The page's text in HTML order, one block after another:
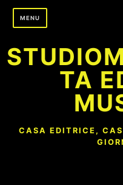
Skip
MENU
TA
CASA EDITRICE,